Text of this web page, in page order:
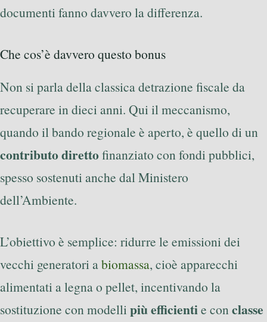
documenti fanno davvero la differenza.
Che cos’è davvero questo bonus
Non si parla della classica detrazione fiscale da
recuperare in dieci anni. Qui il meccanismo,
quando il bando regionale è aperto, è quello di un
contributo direttofinanziato con fondi pubblici,
spesso sostenuti anche dal Ministero
dell’Ambiente.
L’obiettivo è semplice: ridurre le emissioni dei
vecchi generatori abiomassa, cioè apparecchi
alimentati a legna o pellet, incentivando la
sostituzione con modellipiù efficientie conclasse